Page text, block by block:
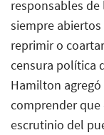
responsables
siempre
reprimir o
censura política
Hamilton
comprender que
escrutinio del